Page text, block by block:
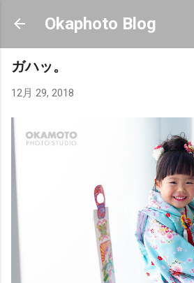
スキップしてメイン コンテ
Okaphoto Blog
ガハッ。
12月 29, 2018